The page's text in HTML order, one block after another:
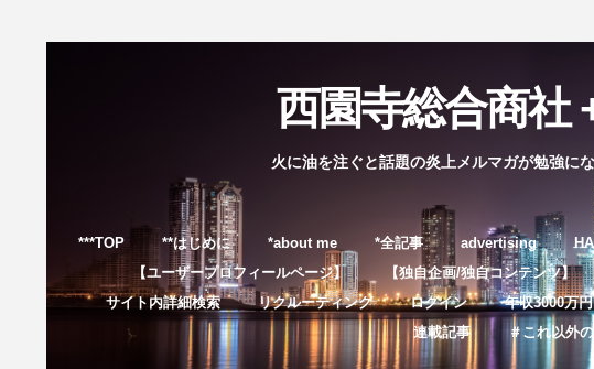
西園寺総合商社
火に油を注ぐと話題の炎上メルマガが勉強に
***TOP **はじめに *about me *全記事 advertising
【ユーザープロフィールページ】
【独自企画/独自コンテンツ】
サイト内詳細検索
リクルーティング ログイン 年収3000万
連載記事
＃これ以外